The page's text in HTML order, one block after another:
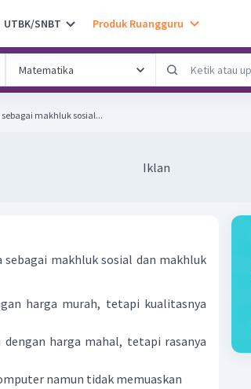
UTBK/SNBT Produk Ruangguru
makhluk sosial...
Iklan
makhluk sosial dan makhluk
harga murah, tetapi kualitasnya
harga mahal, tetapi rasanya
namun tidak memuaskan